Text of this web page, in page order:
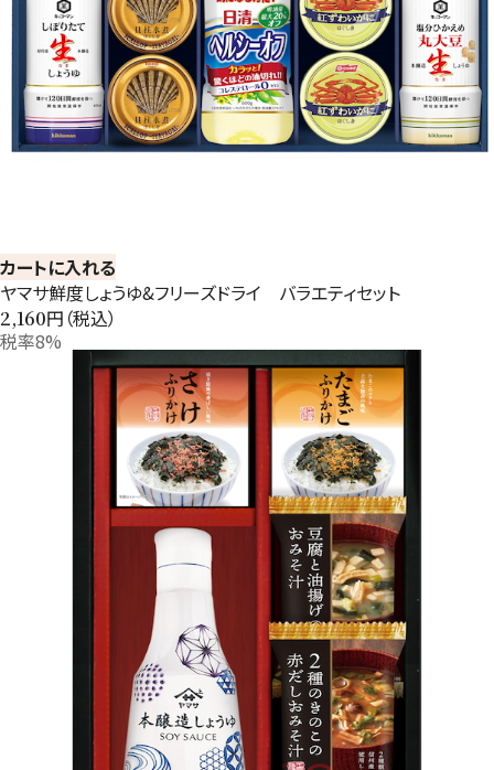
カートに入れる
ヤマサ鮮度しょうゆ&フリーズドライ バラエティセット
2,160円（税込）
税率8%